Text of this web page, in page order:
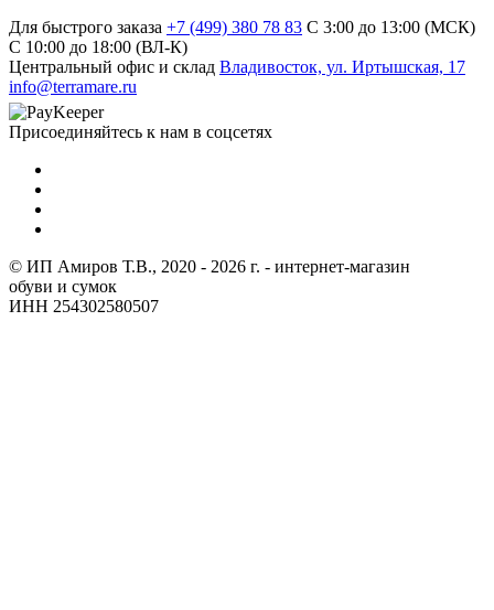
Для быстрого заказа +7 (499) 380 78 83 С 3:00 до 13:00 (МСК)
C 10:00 до 18:00 (ВЛ-К)
Центральный офис и склад Владивосток, ул. Иртышская, 17
info@terramare.ru
Присоединяйтесь к нам в соцсетях
© ИП Амиров Т.В., 2020 - 2026 г. - интернет-магазин
обуви и сумок
ИНН 254302580507